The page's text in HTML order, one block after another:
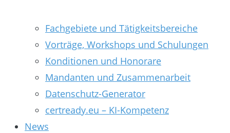
Fachgebiete und Tätigkeitsbereiche
Vorträge, Workshops und Schulungen
Konditionen und Honorare
Mandanten und Zusammenarbeit
Datenschutz-Generator
certready.eu – KI-Kompetenz
News